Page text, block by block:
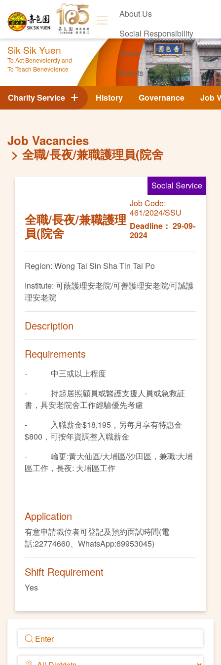
About Us
Social Responsibility
News
Events
Contact Us
Sik Sik Yuen
To Act Benevolently and
To Teach Benevolence
History Governance Job
Charity Service
Job Vacancies
全職/長夜/兼職護理員(院舍
Social Service
全職/長夜/兼職護理
員(院舍
Job Code:
461/2024/SSU
Deadline： 29-09-
2024
Region: Wong Tai Sin Sha Tin Tai Po
Institute: 可蔭護理安老院/可善護理安老院/可誠護
理安老院
Description
Requirements
- 中三或以上程度
- 持起居照顧員或醫護支援人員或急救証
書，具安老院舍工作經驗優先考慮
- 入職薪金$18,195，另每月享有特惠金
$800，可按年資調整入職薪金
- 輪更:黃大仙區/大埔區/沙田區，兼職:大埔
區工作，長夜: 大埔區工作
Application
有意申請職位者可登記及預約面試時間(電
話:22774660、WhatsApp:69953045)
Shift Requirement
Yes